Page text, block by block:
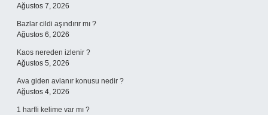
Ağustos 7, 2026
Bazlar cildi aşındırır mı ?
Ağustos 6, 2026
Kaos nereden izlenir ?
Ağustos 5, 2026
Ava giden avlanır konusu nedir ?
Ağustos 4, 2026
1 harfli kelime var mı ?